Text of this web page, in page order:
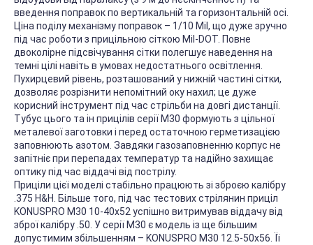
введення поправок по вертикальній та горизонтальній осі.
Ціна поділу механізму поправок – 1/10 Mil, що дуже зручно
під час роботи з прицільною сіткою Mil-DOT. Повне
двоколірне підсвічування сітки полегшує наведення на
темні цілі навіть в умовах недостатнього освітлення.
Пухирцевий рівень, розташований у нижній частині сітки,
дозволяє розрізнити непомітний оку нахил; це дуже
корисний інструмент під час стрільби на довгі дистанції.
Тубус цього та ін прицілів серії M30 формують з цільної
металевої заготовки і перед остаточною герметизацією
заповнюють азотом. Завдяки газозаповненню корпус не
запітніє при перепадах температур та надійно захищає
оптику під час віддачі від пострілу.
Приціли цієї моделі стабільно працюють зі зброєю калібру
.375 H&H. Більше того, під час тестових стрілянин приціл
KONUSPRO M30 10-40x52 успішно витримував віддачу від
зброї калібру .50. У серії M30 є модель із ще більшим
допустимим збільшенням – KONUSPRO M30 12.5-50x56. Її